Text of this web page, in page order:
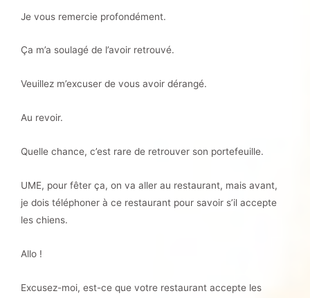
Je vous remercie profondément.
Ça m’a soulagé de l’avoir retrouvé.
Veuillez m’excuser de vous avoir dérangé.
Au revoir.
Quelle chance, c’est rare de retrouver son portefeuille.
UME, pour fêter ça, on va aller au restaurant, mais avant,
je dois téléphoner à ce restaurant pour savoir s’il accepte
les chiens.
Allo !
Excusez-moi, est-ce que votre restaurant accepte les